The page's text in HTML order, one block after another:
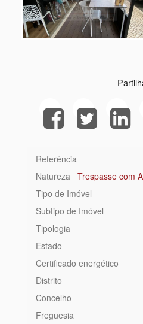
Referência
Natureza Trespasse com
Tipo de Imóvel
Subtipo de Imóvel
Tipologia
Estado
Certificado energético
Distrito
Concelho
Freguesia